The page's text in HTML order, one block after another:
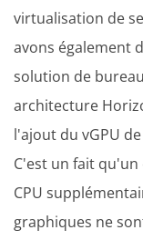
virtualisation de
avons également
solution de
architecture
l'ajout du vGPU
C'est un fait qu'un
CPU
graphiques ne